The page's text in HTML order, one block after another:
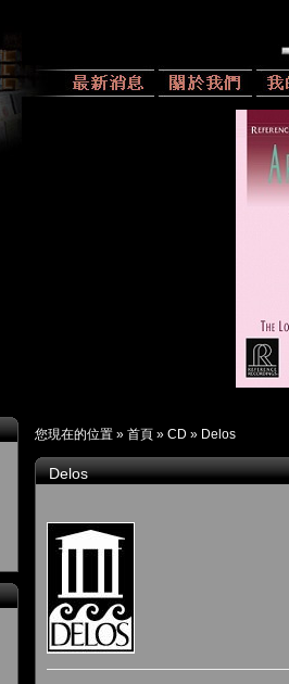
您現在的位置 » 首頁 » CD » Delos
Delos